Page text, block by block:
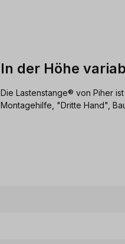
In der Höhe
Die Lastenstange® von Piher
Montagehilfe, "Dritte Hand",